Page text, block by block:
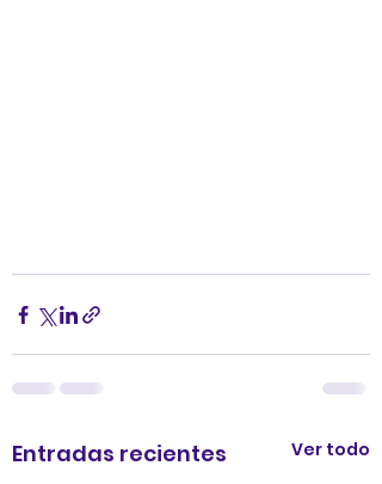
Entradas recientes Ver todo